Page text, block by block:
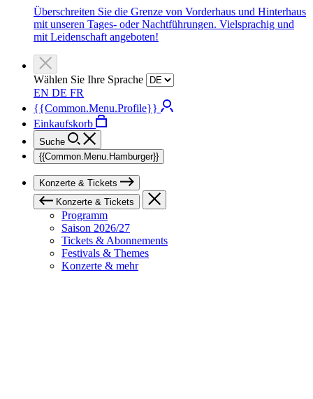
Überschreiten Sie die Grenze von Vorderhaus und Hinterhaus
mit unseren Tages- oder Nachtführungen. Vielsprachig und
mit Leidenschaft angeboten!
Wählen Sie Ihre Sprache
EN DE FR
{{Common.Menu.Profile}}
Einkaufskorb
Suche
{{Common.Menu.Hamburger}}
Konzerte & Tickets
Konzerte & Tickets
Programm
Saison 2026/27
Tickets & Abonnements
Festivals & Themes
Konzerte & mehr